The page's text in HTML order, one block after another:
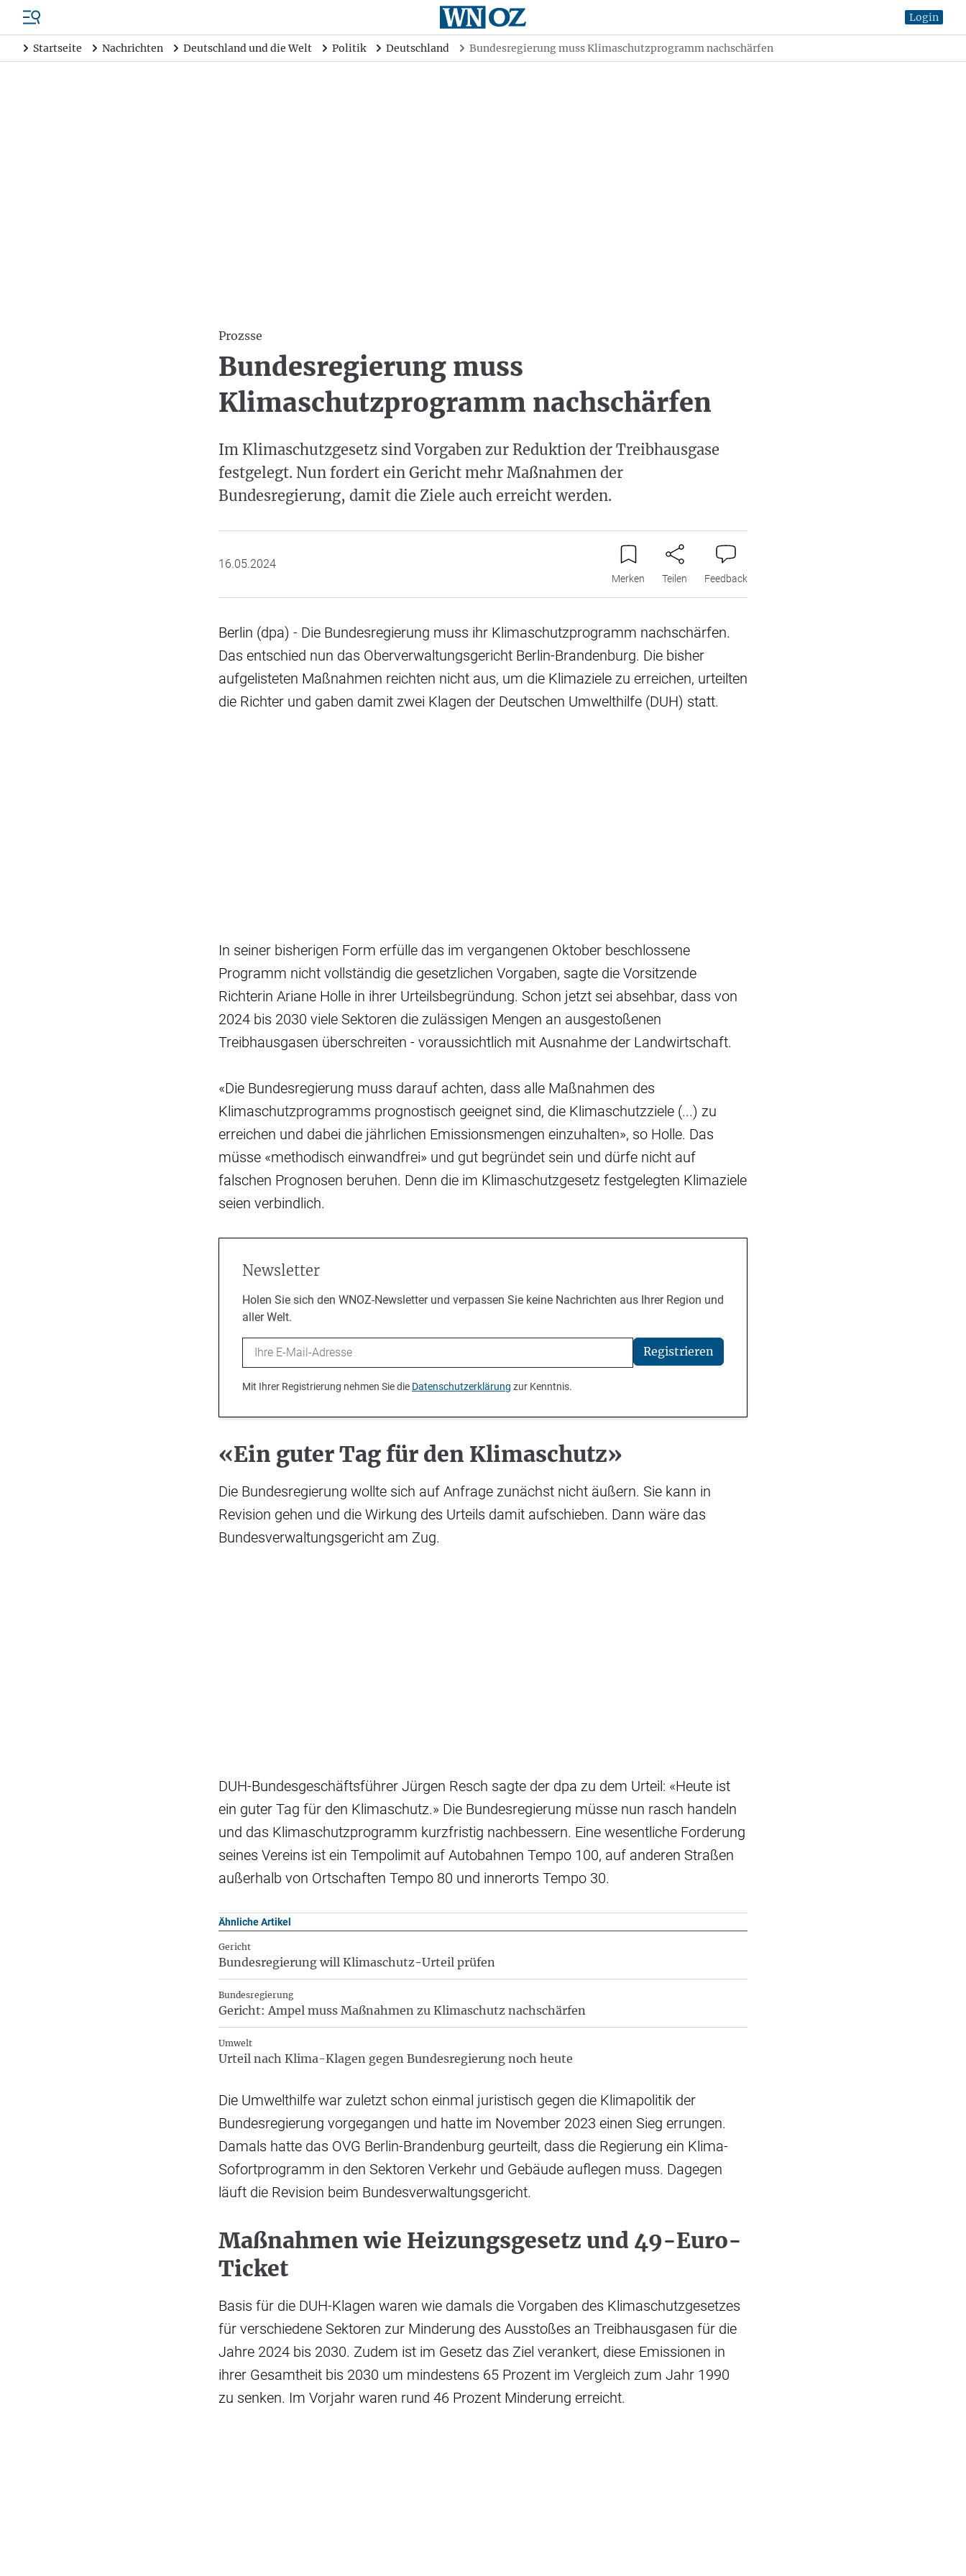
Login
Startseite Nachrichten Deutschland und die Welt Politik Deutschland Bundesregierung muss Klimaschutzprogramm nachschärfen
Prozsse
Bundesregierung muss
Klimaschutzprogramm nachschärfen
Im Klimaschutzgesetz sind Vorgaben zur Reduktion der Treibhausgase
festgelegt. Nun fordert ein Gericht mehr Maßnahmen der
Bundesregierung, damit die Ziele auch erreicht werden.
16.05.2024
Merken Teilen Feedback
Berlin (dpa) - Die Bundesregierung muss ihr Klimaschutzprogramm nachschärfen.
Das entschied nun das Oberverwaltungsgericht Berlin-Brandenburg. Die bisher
aufgelisteten Maßnahmen reichten nicht aus, um die Klimaziele zu erreichen, urteilten
die Richter und gaben damit zwei Klagen der Deutschen Umwelthilfe (DUH) statt.
In seiner bisherigen Form erfülle das im vergangenen Oktober beschlossene
Programm nicht vollständig die gesetzlichen Vorgaben, sagte die Vorsitzende
Richterin Ariane Holle in ihrer Urteilsbegründung. Schon jetzt sei absehbar, dass von
2024 bis 2030 viele Sektoren die zulässigen Mengen an ausgestoßenen
Treibhausgasen überschreiten - voraussichtlich mit Ausnahme der Landwirtschaft.
«Die Bundesregierung muss darauf achten, dass alle Maßnahmen des
Klimaschutzprogramms prognostisch geeignet sind, die Klimaschutzziele (...) zu
erreichen und dabei die jährlichen Emissionsmengen einzuhalten», so Holle. Das
müsse «methodisch einwandfrei» und gut begründet sein und dürfe nicht auf
falschen Prognosen beruhen. Denn die im Klimaschutzgesetz festgelegten Klimaziele
seien verbindlich.
Newsletter
Holen Sie sich den WNOZ-Newsletter und verpassen Sie keine Nachrichten aus Ihrer Region und
aller Welt.
Email Registrieren
Mit Ihrer Registrierung nehmen Sie die Datenschutzerklärung zur Kenntnis.
«Ein guter Tag für den Klimaschutz»
Die Bundesregierung wollte sich auf Anfrage zunächst nicht äußern. Sie kann in
Revision gehen und die Wirkung des Urteils damit aufschieben. Dann wäre das
Bundesverwaltungsgericht am Zug.
DUH-Bundesgeschäftsführer Jürgen Resch sagte der dpa zu dem Urteil: «Heute ist
ein guter Tag für den Klimaschutz.» Die Bundesregierung müsse nun rasch handeln
und das Klimaschutzprogramm kurzfristig nachbessern. Eine wesentliche Forderung
seines Vereins ist ein Tempolimit auf Autobahnen Tempo 100, auf anderen Straßen
außerhalb von Ortschaften Tempo 80 und innerorts Tempo 30.
Ähnliche Artikel
Gericht
Bundesregierung will Klimaschutz-Urteil prüfen
Bundesregierung
Gericht: Ampel muss Maßnahmen zu Klimaschutz nachschärfen
Umwelt
Urteil nach Klima-Klagen gegen Bundesregierung noch heute
Die Umwelthilfe war zuletzt schon einmal juristisch gegen die Klimapolitik der
Bundesregierung vorgegangen und hatte im November 2023 einen Sieg errungen.
Damals hatte das OVG Berlin-Brandenburg geurteilt, dass die Regierung ein Klima-
Sofortprogramm in den Sektoren Verkehr und Gebäude auflegen muss. Dagegen
läuft die Revision beim Bundesverwaltungsgericht.
Maßnahmen wie Heizungsgesetz und 49-Euro-
Ticket
Basis für die DUH-Klagen waren wie damals die Vorgaben des Klimaschutzgesetzes
für verschiedene Sektoren zur Minderung des Ausstoßes an Treibhausgasen für die
Jahre 2024 bis 2030. Zudem ist im Gesetz das Ziel verankert, diese Emissionen in
ihrer Gesamtheit bis 2030 um mindestens 65 Prozent im Vergleich zum Jahr 1990
zu senken. Im Vorjahr waren rund 46 Prozent Minderung erreicht.